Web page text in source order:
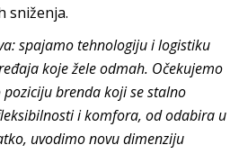
sniženja.
spajamo tehnologiju i logistiku
koje žele odmah. Očekujemo
brenda koji se stalno
i komfora, od odabira u
uvodimo novu dimenziju